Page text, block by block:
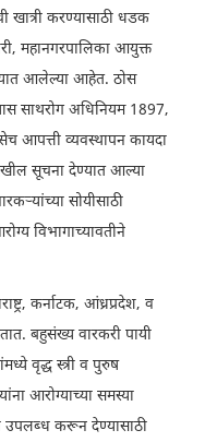
खात्री करण्यासाठी धडक
महानगरपालिका आयुक्त
आलेल्या आहेत. ठोस
साथरोग अधिनियम 1897,
आपत्ती व्यवस्थापन कायदा
सूचना देण्यात आल्या
सोयीसाठी
विभागाच्यावतीने
कर्नाटक, आंध्रप्रदेश, व
बहुसंख्य वारकरी पायी
वृद्ध स्त्री व पुरुष
आरोग्याच्या समस्या
उपलब्ध करून देण्यासाठी